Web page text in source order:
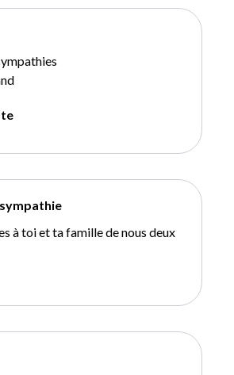
à toi et ta famille de nous deux